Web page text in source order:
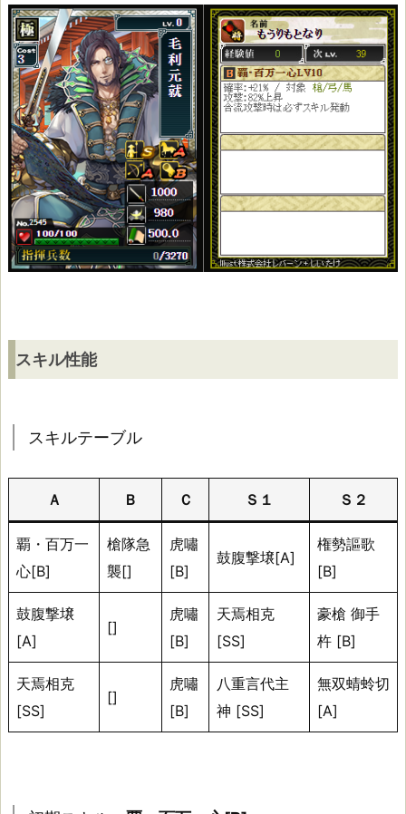
5
4
5
毛
利
元
就
（千
ラ
ス
キ
ル
性
能
ス
ル
ブ
スキル性能
スキルテーブル
Ａ Ｂ Ｃ Ｓ１ Ｓ２
覇・百万一
心[B]
槍隊急
襲[]
虎嘯
[B]
鼓腹撃壌[A]
権勢謳歌
[B]
鼓腹撃壌
[A]
[]
虎嘯
[B]
天焉相克
[SS]
豪槍 御手
杵 [B]
天焉相克
[SS]
[]
虎嘯
[B]
八重言代主
神 [SS]
無双蜻蛉切
[A]